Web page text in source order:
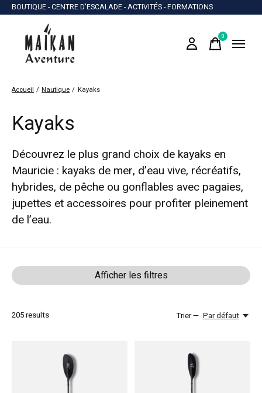
BOUTIQUE - CENTRE D'ESCALADE - ACTIVITÉS - FORMATIONS
0items
Accueil / Nautique / Kayaks
Kayaks
Découvrez le plus grand choix de kayaks en
Mauricie : kayaks de mer, d’eau vive, récréatifs,
hybrides, de pêche ou gonflables avec pagaies,
jupettes et accessoires pour profiter pleinement
de l’eau.
Afficher les filtres
205results Trier — Par défaut